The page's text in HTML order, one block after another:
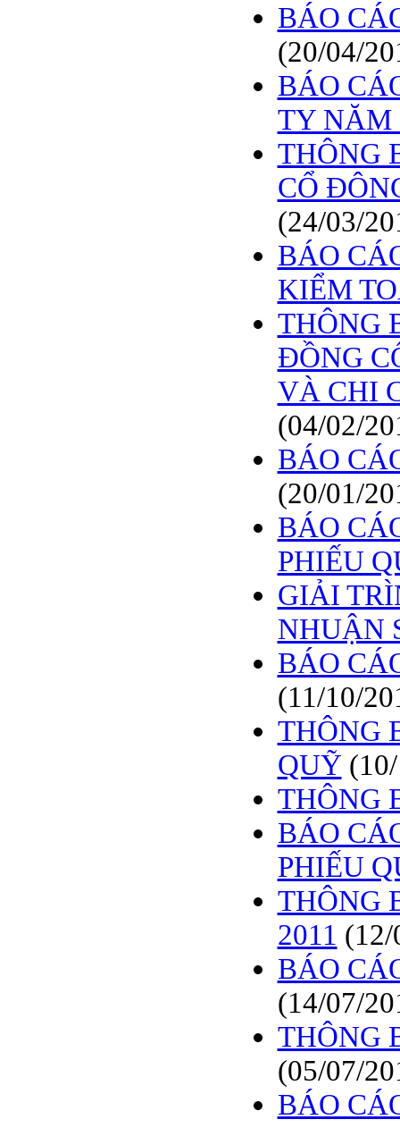
BÁO
(20/04/
BÁO
TY NĂM
THÔNG
CỔ
(24/03/
BÁO
KIỂM
THÔNG
ĐỒNG
VÀ CHI
(04/02/
BÁO
(20/01/
BÁO
PHIẾU
GIẢI
NHUẬN
BÁO
(11/10/
THÔNG
QUỸ
THÔNG
BÁO
PHIẾU
THÔNG
2011 (12/
BÁO
(14/07/
THÔNG
(05/07/
BÁO